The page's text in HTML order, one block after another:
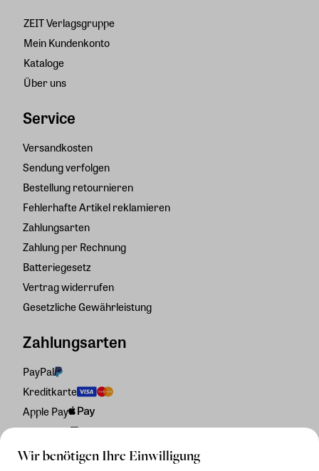
Wir benötigen Ihre Einwilligung
ZEIT Verlagsgruppe
Mein Kundenkonto
Kataloge
Über uns
Service
Versandkosten
Sendung verfolgen
Bestellung retournieren
Fehlerhafte Artikel reklamieren
Zahlungsarten
Zahlung per Rechnung
Batteriegesetz
Vertrag widerrufen
Gesetzliche Gewährleistung
Zahlungsarten
PayPal
Kreditkarte
Apple Pay
Rechnung